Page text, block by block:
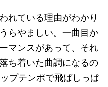
れている理由がわかり
らやましい。一曲目か
マンスがあって、それ
ち着いた曲調になるの
プテンポで飛ばしっぱ